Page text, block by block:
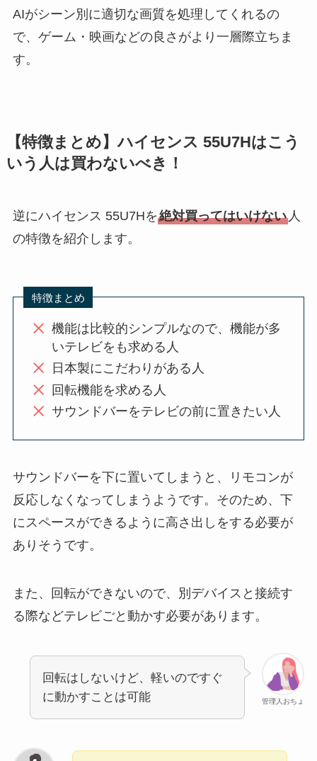
AIがシーン別に適切な画質を処理してくれるの
で、ゲーム・映画などの良さがより一層際立ちま
す。
【特徴まとめ】ハイセンス 55U7Hはこう
いう人は買わないべき！
逆にハイセンス 55U7Hを絶対買ってはいけない人
の特徴を紹介します。
特徴まとめ
機能は比較的シンプルなので、機能が多
いテレビをも求める人
日本製にこだわりがある人
回転機能を求める人
サウンドバーをテレビの前に置きたい人
サウンドバーを下に置いてしまうと、リモコンが
反応しなくなってしまうようです。そのため、下
にスペースができるように高さ出しをする必要が
ありそうです。
また、回転ができないので、別デバイスと接続す
る際などテレビごと動かす必要があります。
管理人おちょ
回転はしないけど、軽いのですぐ
に動かすことは可能